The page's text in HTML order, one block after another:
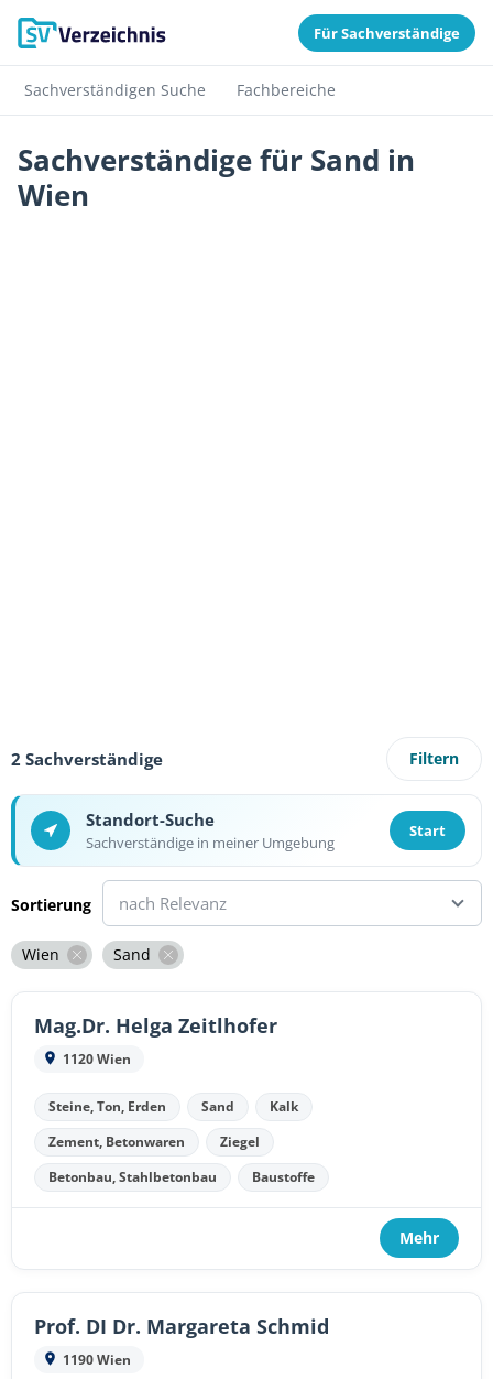
Für Sachverständige
Sachverständigen Suche Fachbereiche
Sachverständige für Sand in
Wien
2 Sachverständige Filtern
Standort-Suche
Sachverständige in meiner Umgebung
Start
Sortierung nach Relevanz
Wien Sand
Mag.Dr. Helga Zeitlhofer
1120 Wien
Steine, Ton, Erden Sand
Kalk
Zement, Betonwaren
Ziegel
Betonbau, Stahlbetonbau
Baustoffe
Mehr
Prof. DI Dr. Margareta Schmid
1190 Wien